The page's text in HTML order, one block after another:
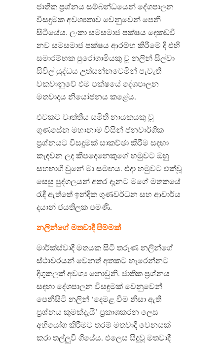
ජාතික ප්‍රශ්නය සම්බන්ධයෙන් දේශපාලන
විසඳුමක අවශ්‍යතාව වෙනුවෙන් පෙනී
සිටියේය. ලංකා සමසමාජ පක්ෂය දෙකඩවී
නව සමසමාජ පක්ෂය ආරම්භ කිරීමේ දී එහි
සමාරම්භක පුරෝගාමියකු වූ නලින් සිල්වා
සිවිල් යුද්ධය උත්සන්නවෙමින් පැවැති
වකවානුවේ එම පක්ෂයේ දේශපාලන
මතවාදය නියෝජනය කළේය.
එවකට වෘත්තීය සමිති නායකයකු වූ
ගුණසේන මහානාම විසින් ජනවාර්ගික
ප්‍රශ්නයට විසඳුමක් සාකච්ඡා කිරීම සඳහා
කැඳවන ලද කීපදෙනෙකුගේ හමුවට ඔහු
සහභාගී වුනේ මා සමඟය. එදා හමුවට එක්වූ
සෙසු පුද්ගලයන් අතර දැනට මගේ මතකයේ
රැඳී ඇත්තේ ඉන්දික ගුණවර්ධන සහ ආචාර්ය
දයාන් ජයතිලක පමණි.
නලින්ගේ මතවාදී පිම්මක්
මාර්ක්ස්වාදී මතයක සිටි තරුණ නලින්ගේ
ස්ථාවරයන් වෙනත් අතකට හැරෙන්නට
දිගුකලක් අවශ්‍ය නොවුනි. ජාතික ප්‍රශ්නය
සඳහා දේශපාලන විසඳුමක් වෙනුවෙන්
පෙනීසිටි නලින් ‘දෙමළ වීම නිසා ඇති
ප්‍රශ්නය කුමක්දැයි’ ප්‍රකාශකරන ලෙස
අභියෝග කිරීම‍ට තරම් මතවාදී වෙනසක්
කරා තල්ලුවී ගියේය. එලෙස සිදුවූ මතවාදී